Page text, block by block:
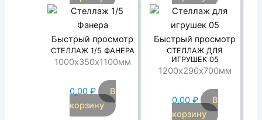
Быстрый просмотр
СТЕЛЛАЖ 1/5 ФАНЕРА
1000х350х1100мм
0,00 ₽
В
корзину
Быстрый просмотр
СТЕЛЛАЖ ДЛЯ
ИГРУШЕК 05
1200х290х700мм
0,00 ₽
В
корзину